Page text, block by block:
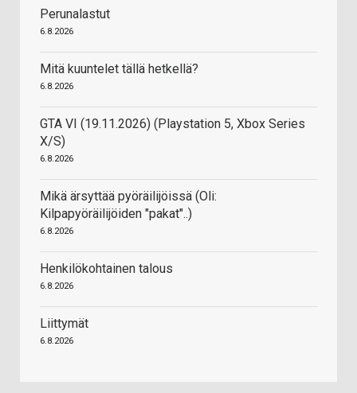
Perunalastut
6.8.2026
Mitä kuuntelet tällä hetkellä?
6.8.2026
GTA VI (19.11.2026) (Playstation 5, Xbox Series
X/S)
6.8.2026
Mikä ärsyttää pyöräilijöissä (Oli:
Kilpapyöräilijöiden "pakat"..)
6.8.2026
Henkilökohtainen talous
6.8.2026
Liittymät
6.8.2026